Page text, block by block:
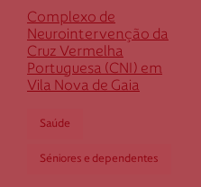
Rua Fernanda Seno,
7005-485 Évora
266 768 020
Complexo de
Neurointervenção da
Cruz Vermelha
Portuguesa (CNI) em
Vila Nova de Gaia
Saúde
Séniores e dependentes